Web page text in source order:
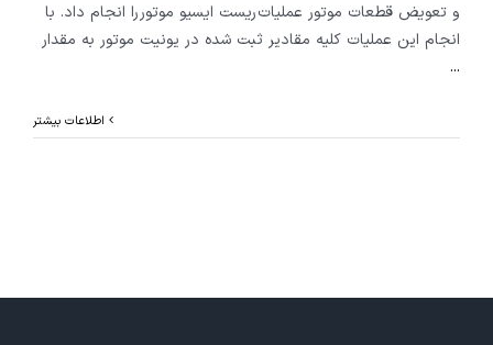
و تعویض قطعات موتور عملیات ریست ایسیو موتور را انجام داد. با
انجام این عملیات کلیه مقادیر ثبت شده در یونیت موتور به مقدار
...
اطلاعات بیشتر